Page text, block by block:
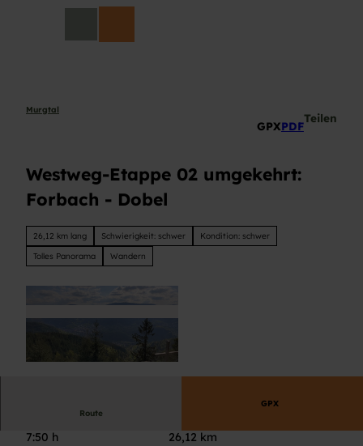
Murgtal
GPXPDF
Teilen
Westweg-Etappe 02 umgekehrt:
Forbach - Dobel
26,12 km lang Schwierigkeit: schwer
Kondition: schwer
Tolles Panorama
Wandern
Route
GPX
7:50 h
26,12 km